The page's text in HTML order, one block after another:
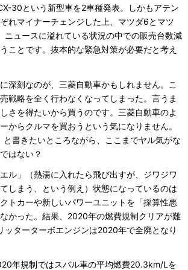
30という新型車を2車種発表。しかもアテン
れマイナーチェンジした上、マツダ6とマツ
ニュースに溢れている状況の中での販売台数減
ことです。抜本的な緊急対策が必要だと考え
深刻なのが、三菱自動車かもしれません。こ
戦略を全く行わなくなってしまった。言うま
さを得たいから買うのです。三菱自動車のよ
からクルマを買おうという気になりません。
書きたいところながら、ここまでヤル気がな
はない？
ル」（熱湯に入れたら飛び出すが、ジワジワ
しまう、という例え）状態になっているのは
トカーや新しいパワーユニットを「採算性悪
かった。結果、2020年の燃費規制クリアが難
ッターターボエンジンは2020年で全廃となり
年規制ではスバル車の平均燃費20.3km/Lを